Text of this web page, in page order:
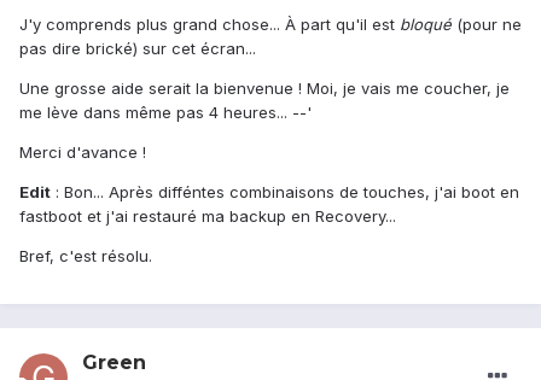
J'y comprends plus grand chose... À part qu'il est bloqué (pour ne
pas dire brické) sur cet écran...
Une grosse aide serait la bienvenue ! Moi, je vais me coucher, je
me lève dans même pas 4 heures... --'
Merci d'avance !
Edit : Bon... Après difféntes combinaisons de touches, j'ai boot en
fastboot et j'ai restauré ma backup en Recovery...
Bref, c'est résolu.
Green